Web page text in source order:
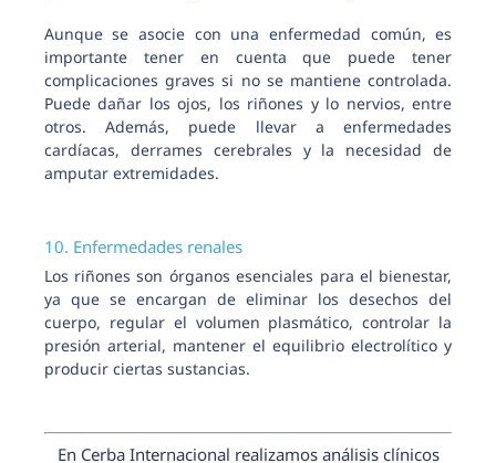
Aunque se asocie con una enfermedad común, es
importante tener en cuenta que puede tener
complicaciones graves si no se mantiene controlada.
Puede dañar los ojos, los riñones y lo nervios, entre
otros. Además, puede llevar a enfermedades
cardíacas, derrames cerebrales y la necesidad de
amputar extremidades.
10. Enfermedades renales
Los riñones son órganos esenciales para el bienestar,
ya que se encargan de eliminar los desechos del
cuerpo, regular el volumen plasmático, controlar la
presión arterial, mantener el equilibrio electrolítico y
producir ciertas sustancias.
En Cerba Internacional realizamos análisis clínicos